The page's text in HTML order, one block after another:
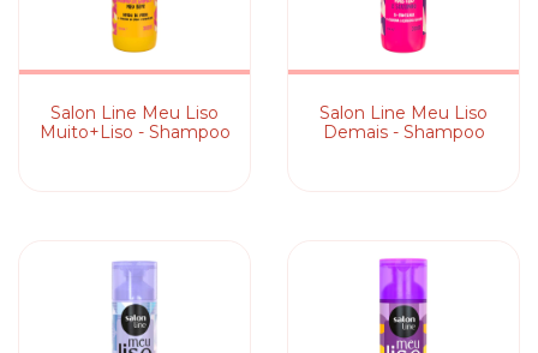
Salon Line Meu Liso
Muito+Liso - Shampoo
Salon Line Meu Liso
Demais - Shampoo